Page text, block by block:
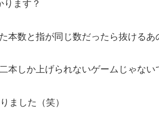
ます？
本数と指が同じ数だったら抜けるあ
本しか上げられないゲームじゃない
ました（笑）